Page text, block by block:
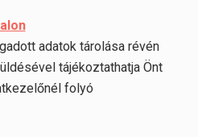
adatok tárolása révén
tájékoztathatja Önt
folyó